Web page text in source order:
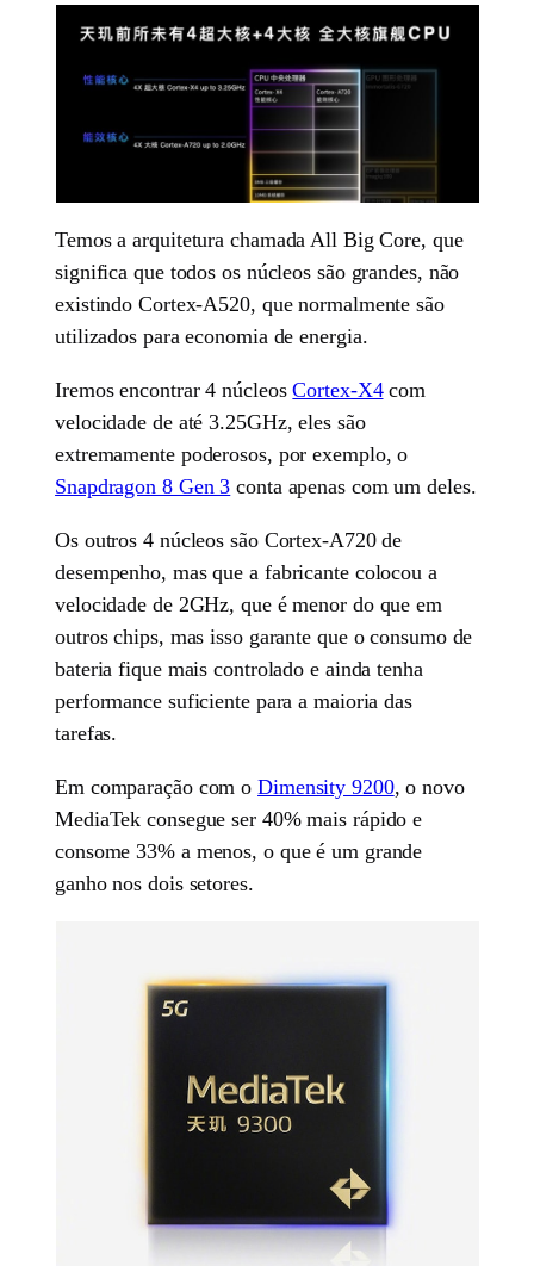
Temos a arquitetura chamada All Big Core, que
significa que todos os núcleos são grandes, não
existindo Cortex-A520, que normalmente são
utilizados para economia de energia.
Iremos encontrar 4 núcleosCortex-X4com
velocidade de até 3.25GHz, eles são
extremamente poderosos, por exemplo, o
Snapdragon 8 Gen 3 conta apenas com um deles.
Os outros 4 núcleos são Cortex-A720 de
desempenho, mas que a fabricante colocou a
velocidade de 2GHz, que é menor do que em
outros chips, mas isso garante que o consumo de
bateria fique mais controlado e ainda tenha
performance suficiente para a maioria das
tarefas.
Em comparação com oDimensity 9200, o novo
MediaTek consegue ser 40% mais rápido e
consome 33% a menos, o que é um grande
ganho nos dois setores.